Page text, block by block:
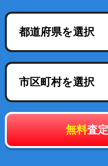
都道府県を選択
市区町村を選択
無料査